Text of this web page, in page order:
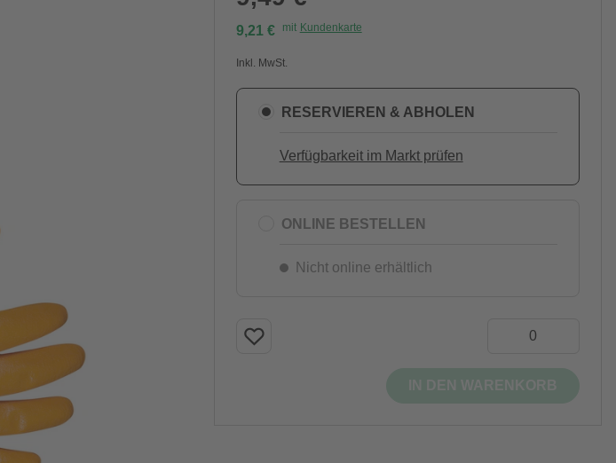
9,21 € mit Kundenkarte
Inkl. MwSt.
RESERVIEREN & ABHOLEN
Verfügbarkeit im Markt prüfen
ONLINE BESTELLEN
Nicht online erhältlich